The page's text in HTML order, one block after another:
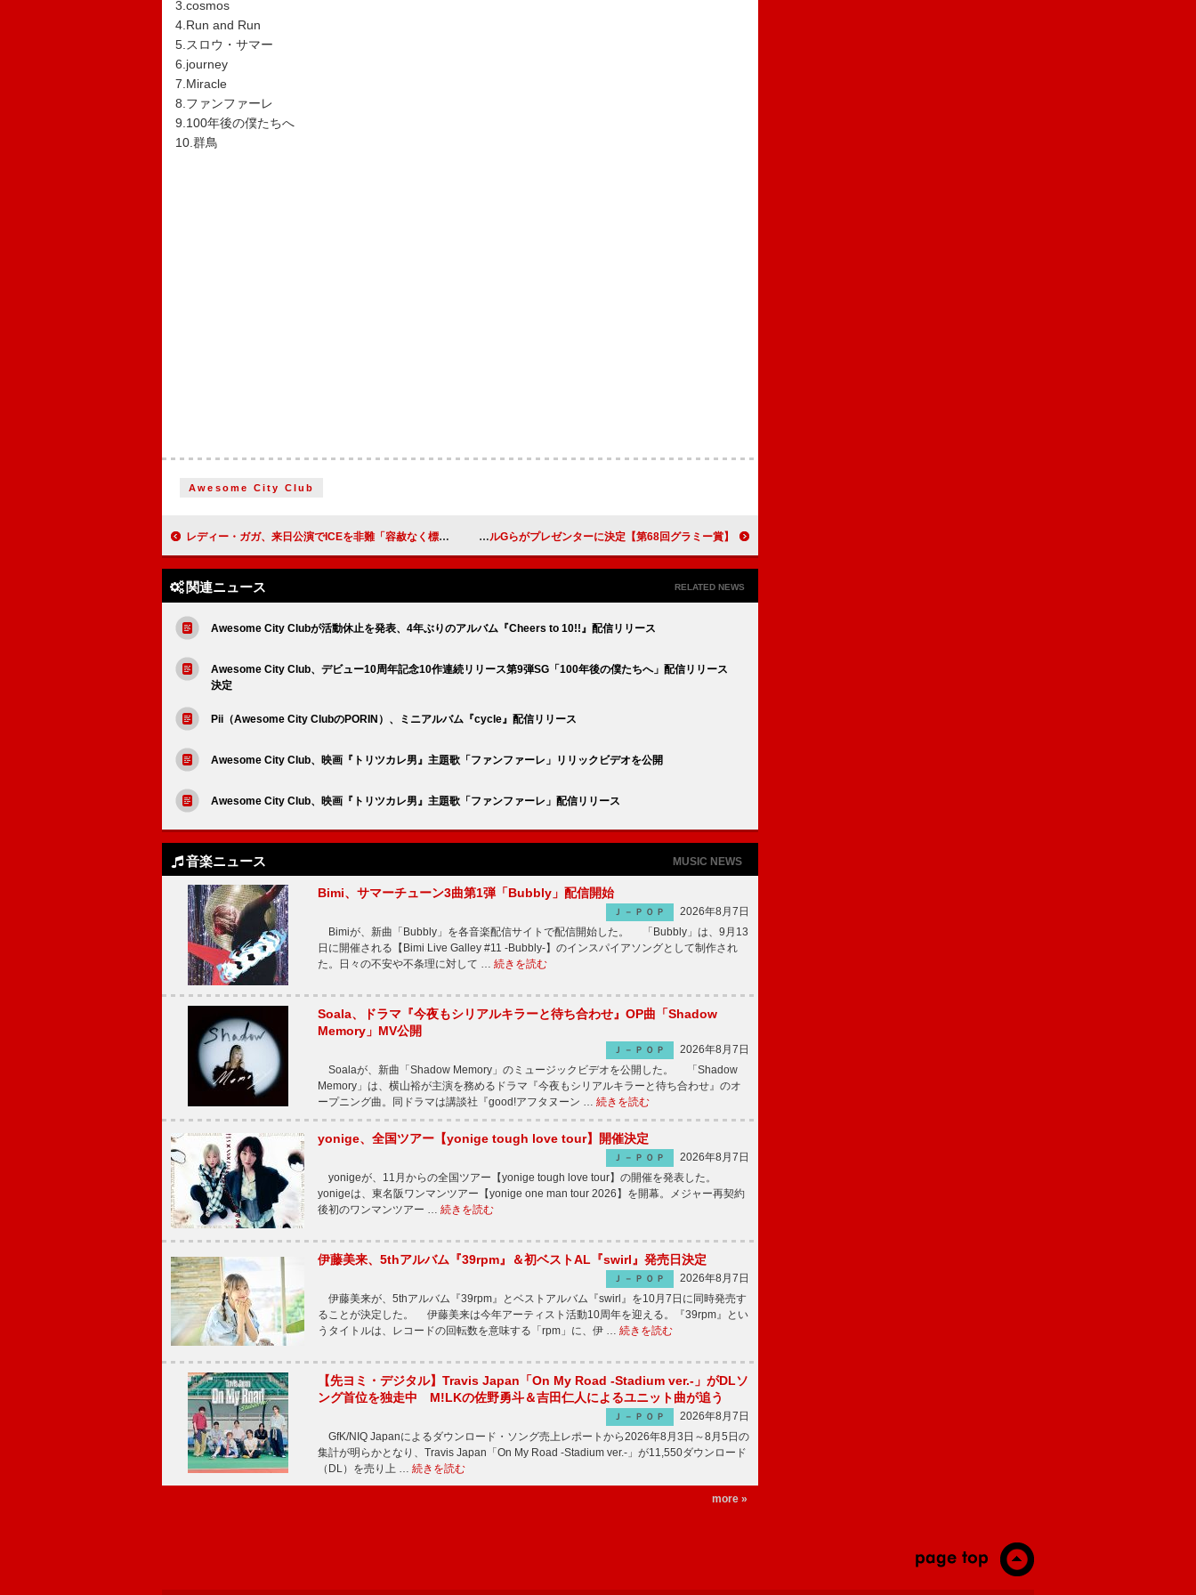
3.cosmos
4.Run and Run
5.スロウ・サマー
6.journey
7.Miracle
8.ファンファーレ
9.100年後の僕たちへ
10.群鳥
Awesome City Club
レディー・ガガ、来日公演でICEを非難「容赦なく標的にされている」 【第68回グラミー賞】チャペル・ローン／テヤナ・テイラー／カロルGらがプレゼンターに決定
関連ニュース RELATED NEWS
Awesome City Clubが活動休止を発表、4年ぶりのアルバム『Cheers to 10!!』配信リリース
Awesome City Club、デビュー10周年記念10作連続リリース第9弾SG「100年後の僕たちへ」配信リリース
決定
Pii（Awesome City ClubのPORIN）、ミニアルバム『cycle』配信リリース
Awesome City Club、映画『トリツカレ男』主題歌「ファンファーレ」リリックビデオを公開
Awesome City Club、映画『トリツカレ男』主題歌「ファンファーレ」配信リリース
音楽ニュース MUSIC NEWS
Bimi、サマーチューン3曲第1弾「Bubbly」配信開始
Ｊ－ＰＯＰ
2026年8月7日
Bimiが、新曲「Bubbly」を各音楽配信サイトで配信開始した。 「Bubbly」は、9月13
日に開催される【Bimi Live Galley #11 -Bubbly-】のインスパイアソングとして制作され
た。日々の不安や不条理に対して … 続きを読む
Soala、ドラマ『今夜もシリアルキラーと待ち合わせ』OP曲「Shadow
Memory」MV公開
Ｊ－ＰＯＰ
2026年8月7日
Soalaが、新曲「Shadow Memory」のミュージックビデオを公開した。 「Shadow
Memory」は、横山裕が主演を務めるドラマ『今夜もシリアルキラーと待ち合わせ』のオ
ープニング曲。同ドラマは講談社『good!アフタヌーン … 続きを読む
yonige、全国ツアー【yonige tough love tour】開催決定
Ｊ－ＰＯＰ
2026年8月7日
yonigeが、11月からの全国ツアー【yonige tough love tour】の開催を発表した。
yonigeは、東名阪ワンマンツアー【yonige one man tour 2026】を開幕。メジャー再契約
後初のワンマンツアー … 続きを読む
伊藤美来、5thアルバム『39rpm』＆初ベストAL『swirl』発売日決定
Ｊ－ＰＯＰ
2026年8月7日
伊藤美来が、5thアルバム『39rpm』とベストアルバム『swirl』を10月7日に同時発売す
ることが決定した。 伊藤美来は今年アーティスト活動10周年を迎える。『39rpm』とい
うタイトルは、レコードの回転数を意味する「rpm」に、伊 … 続きを読む
【先ヨミ・デジタル】Travis Japan「On My Road -Stadium ver.-」がDLソ
ング首位を独走中 M!LKの佐野勇斗＆吉田仁人によるユニット曲が追う
Ｊ－ＰＯＰ
2026年8月7日
GfK/NIQ Japanによるダウンロード・ソング売上レポートから2026年8月3日～8月5日の
集計が明らかとなり、Travis Japan「On My Road -Stadium ver.-」が11,550ダウンロード
（DL）を売り上 … 続きを読む
more »